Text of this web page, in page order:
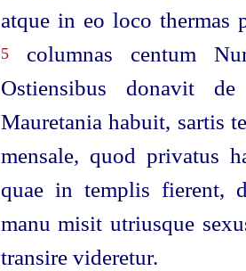
atque in eo loco thermas
5columnas centum
Ostiensibus donavit
Mauretania habuit, sartis
mensale, quod privatus
quae in templis fierent,
manu misit utriusque
transire videretur.